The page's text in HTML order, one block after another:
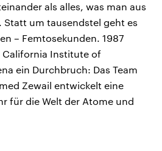
als alles, was man aus
um tausendstel geht es
– Femtosekunden. 1987
California Institute of
ein Durchbruch: Das Team
Zewail entwickelt eine
für die Welt der Atome und